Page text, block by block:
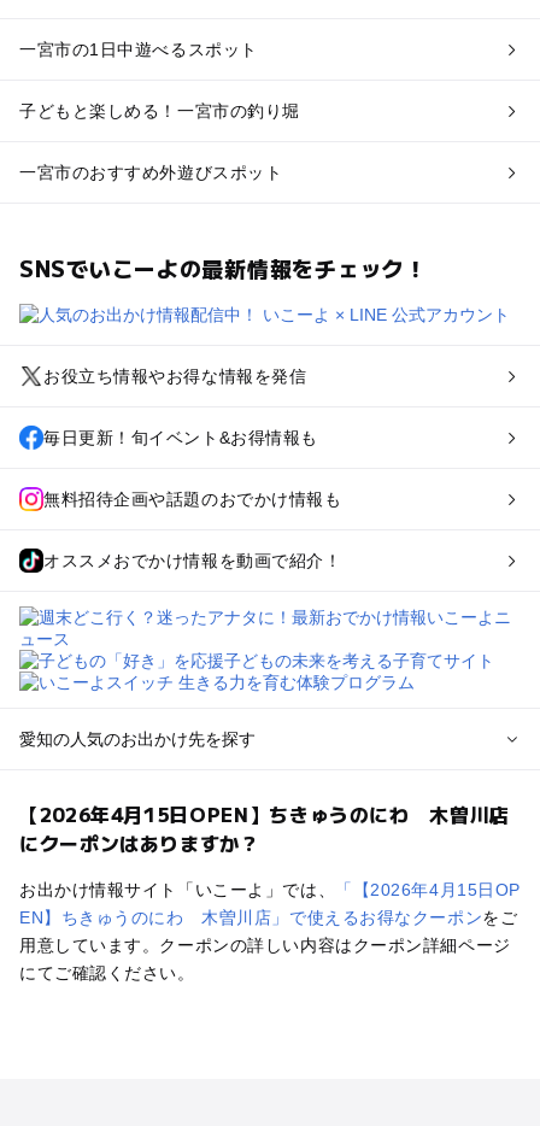
一宮市の1日中遊べるスポット
子どもと楽しめる！一宮市の釣り堀
一宮市のおすすめ外遊びスポット
SNSでいこーよの最新情報をチェック！
お役立ち情報やお得な情報を発信
毎日更新！旬イベント&お得情報も
無料招待企画や話題のおでかけ情報も
オススメおでかけ情報を動画で紹介！
愛知の人気のお出かけ先を探す
愛知のエリアからプール子ども連れのお出かけスポット
を探す
岡崎・豊田・豊橋・三河湾のプールお出かけ
名古屋（名駅・栄・名古屋城・金山・千種）周辺のプールお出
かけ
犬山・一宮・小牧・瀬戸・各務原・尾張のプールお出かけ
知多半島（常滑・半田・南知多）のプールお出かけ
【2026年4月15日OPEN】ちきゅうのにわ 木曽川店
にクーポンはありますか？
お出かけ情報サイト「いこーよ」では、
「【2026年4月15日OP
EN】ちきゅうのにわ 木曽川店」で使えるお得なクーポンをご
用意しています。クーポンの詳しい内容はクーポン詳細ページ
にてご確認ください。